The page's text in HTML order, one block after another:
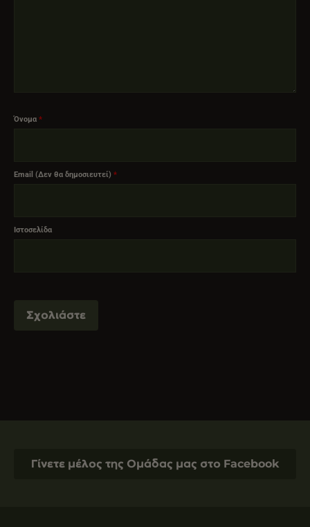
Όνομα *
Email (Δεν θα δημοσιευτεί) *
Ιστοσελίδα
Γίνετε μέλος της Ομάδας μας στο Facebook